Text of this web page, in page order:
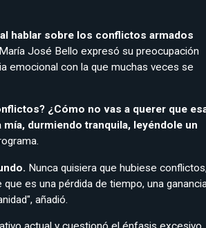
al hablar sobre los conflictos armados
María José Bello expresó su preocupación
emocional con la que muchas veces se
¿Cómo no vas a querer que
mía, durmiendo tranquila, leyéndole un
Nunca quisiera que hubiese
es una pérdida de tiempo, una
añadió.